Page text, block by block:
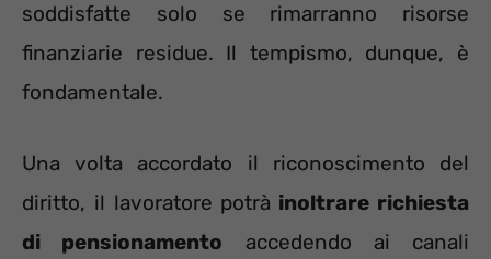
soddisfatte solo se rimarranno risorse
finanziarie residue. Il tempismo, dunque, è
fondamentale.
Una volta accordato il riconoscimento del
diritto, il lavoratore potrà inoltrare richiesta
di pensionamento accedendo ai canali